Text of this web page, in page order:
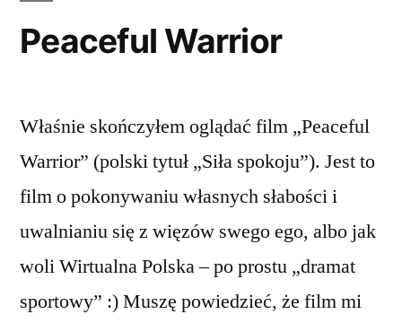
Peaceful Warrior
Właśnie skończyłem oglądać film „Peaceful
Warrior” (polski tytuł „Siła spokoju”). Jest to
film o pokonywaniu własnych słabości i
uwalnianiu się z więzów swego ego, albo jak
woli Wirtualna Polska – po prostu „dramat
sportowy” :) Muszę powiedzieć, że film mi